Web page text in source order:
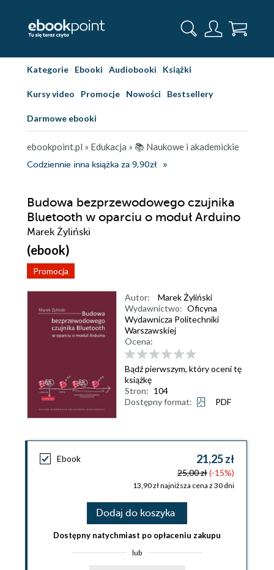
Kategorie Ebooki Audiobooki Książki
Kursy video Promocje Nowości Bestsellery
Darmowe ebooki
ebookpoint.pl » Edukacja » 📚 Naukowe i akademickie
Codziennie inna książka za 9,90zł
Budowa bezprzewodowego czujnika
Bluetooth w oparciu o moduł Arduino
Marek Żyliński
(ebook)
Promocja
Autor:
Marek Żyliński
Wydawnictwo: Oficyna
Wydawnicza Politechniki
Warszawskiej
Ocena:
Bądź pierwszym, który oceni tę
książkę
Stron: 104
Dostępny format:
PDF
Ebook 21,25 zł
25,00 zł(-15%)
13,90 zł najniższa cena z 30 dni
Dodaj do koszyka
Dostępny natychmiast po opłaceniu zakupu
lub